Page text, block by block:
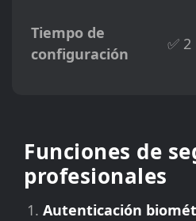
Tiempo de
configuración
✅
Funciones de
profesionales
Autenticación